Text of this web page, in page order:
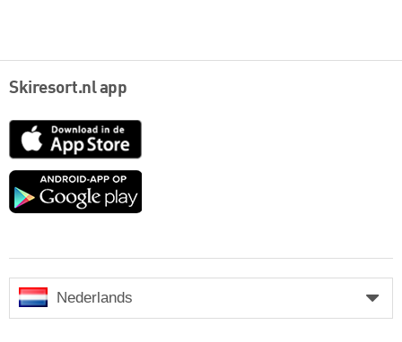
Skiresort.nl app
App
Google
Nederlands